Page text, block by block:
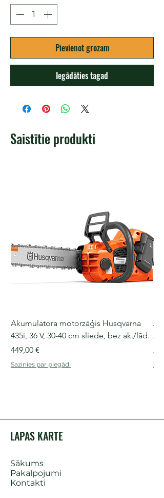
Pievienot grozam
Iegādāties tagad
Saistītie produkti
Akumulatora motorzāģis Husqvarna
435i, 36 V, 30-40 cm sliede, bez ak./lād.
Cena
449,00 €
Sazinies par piegādi
LAPAS KARTE
Sākums
Pakalpojumi
Kontakti